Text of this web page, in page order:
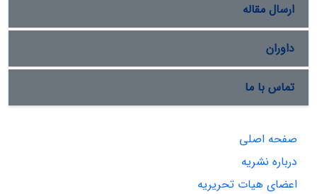
ارسال مقاله
داوران
تماس با ما
صفحه اصلی
درباره نشریه
اعضای هیات تحریریه